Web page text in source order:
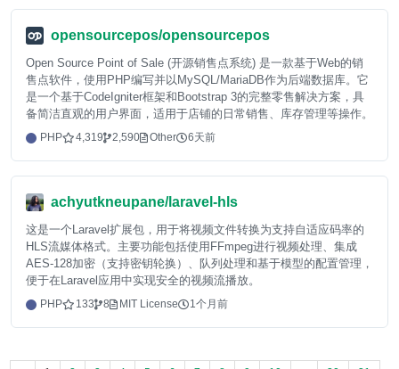
opensourcepos/opensourcepos
Open Source Point of Sale (开源销售点系统) 是一款基于Web的销
售点软件，使用PHP编写并以MySQL/MariaDB作为后端数据库。它
是一个基于CodeIgniter框架和Bootstrap 3的完整零售解决方案，具
备简洁直观的用户界面，适用于店铺的日常销售、库存管理等操作。
PHP 4,319 2,590 Other 6天前
achyutkneupane/laravel-hls
这是一个Laravel扩展包，用于将视频文件转换为支持自适应码率的
HLS流媒体格式。主要功能包括使用FFmpeg进行视频处理、集成
AES-128加密（支持密钥轮换）、队列处理和基于模型的配置管理，
便于在Laravel应用中实现安全的视频流播放。
PHP 133 8 MIT License 1个月前